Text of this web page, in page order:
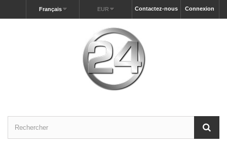
Connexion
Contactez-nous
EUR
Français